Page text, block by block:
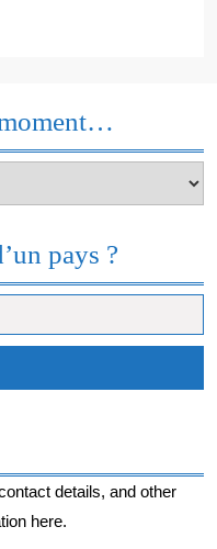
pays ?
details, and other
here.